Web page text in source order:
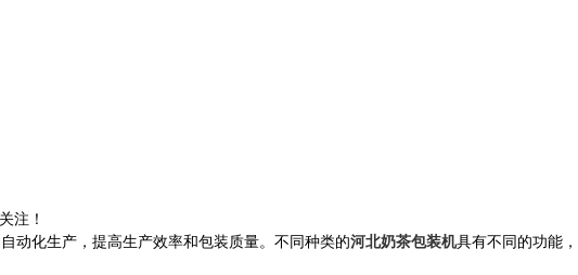
注！
动化生产，提高生产效率和包装质量。不同种类的河北奶茶包装机具有不同的功能，